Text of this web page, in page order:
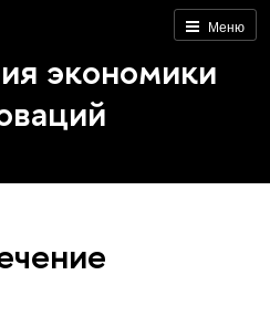
Меню
экономики